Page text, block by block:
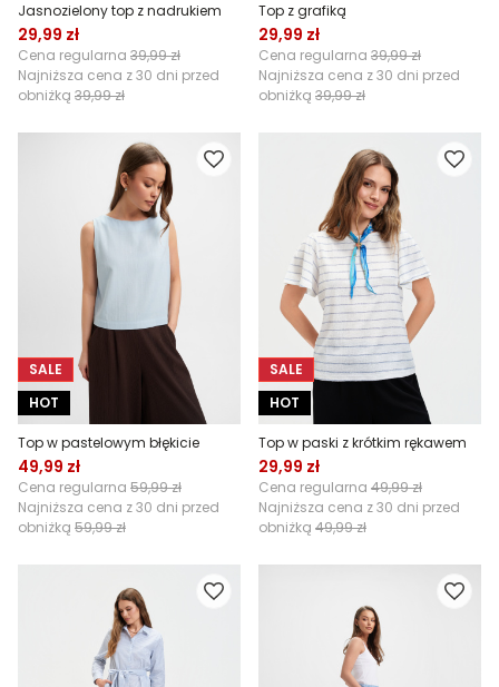
Jasnozielony top z nadrukiem
29,99 zł
Cena regularna 39,99 zł
Najniższa cena z 30 dni przed
obniżką 39,99 zł
Top z grafiką
29,99 zł
Cena regularna 39,99 zł
Najniższa cena z 30 dni przed
obniżką 39,99 zł
SALE
HOT
Top w pastelowym błękicie
49,99 zł
Cena regularna 59,99 zł
Najniższa cena z 30 dni przed
obniżką 59,99 zł
SALE
HOT
Top w paski z krótkim rękawem
29,99 zł
Cena regularna 49,99 zł
Najniższa cena z 30 dni przed
obniżką 49,99 zł